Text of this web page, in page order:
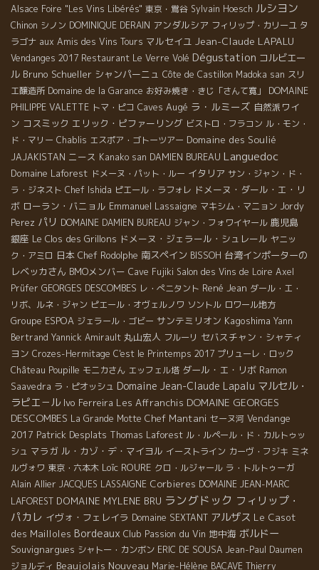
Alsace Foire "Les Vins Libérés" 東京・鴬谷 Sylvain Hoesch ルシヨン
Chinon シノン DOMINIQUE DERAIN アンダルシア フィリップ・カリーユ タ
ラゴナ aux Amis des Vins Tours マルセイユ Jean-Claude LAPALU
Vendanges 2017 Restaurant Le Verre Volé Dégustation コルビエー
ル Bruno Schueller シャンパーニュ Côte de Castillon Madoka san スリ
エ醸造所 Domaine de la Garance お好み焼き・きじ「さんて寛」
DOMAINE
PHILIPPE VALETTE トマ・ピコ Caves Augé ラ・ルミーズ 自然派ワイ
ン コスミック エリック・ピファーリング ビストロ・フラコン ル・モン・
ド・マリー Chablis エスポア・ゴトーツアー Domaine des Soulié
JAJAKISTAN ニース Kanako san DAMIEN BUREAU Languedoc
Domaine Laforest ドメーヌ・パット・ルー イタリア サン・ジャン・ド・
ラ・ジネスト Chef Ishida ピエール・ラフォレ ドメーヌ・ダール・エ・リ
ボ ローラン・バニョル Emmanuel Lassaigne マキシム・マニョン Jordy
Perez パリ DOMAINE DAMIEN BUREAU ジャン・フォワイヤール 鹿児島
銀座 Le Clos des Grillons ドメーヌ・ジェラール・シュレール ヤニッ
ク・アミロ 日本 Chef Rodolphe 南スペイン BISSOH 台湾インポーターの
レベッカさん BMOメンバー Cave Fujiki Salon des Vins de Loire Axel
Prüfer GEORGES DESCOMBES レ・ぺニタント René Jean ダール・エ・
リボ、ルネ・ジャン ピエール・オヴェルノワ ソントル ロワール地方
Groupe ESPOA ジェラール・ゴビー サンテミリオン Kagoshima Yann
Bertrand Yannick Amirault 丸山宏人 フルーリ セバスチャン・シャティ
ヨン Crozes-Hermitage C'est le Printemps 2017 プリューレ・ロック
Château Poupille モニカさん エッフェル塔 ダール・エ・リボ Ramon
Saavedra ラ・ピオッシュ Domaine Jean-Claude Lapalu マルセル・
ラピエ－ル Ivo Ferreira Les Affranchis DOMAINE GEORGES
DESCOMBES La Grande Motte Chef Mantani セーヌ河 Vendange
2017 Patrick Desplats Thomas Laforest ル・ルペール・ド・カルトゥッ
シュ マラガ ル・カゾ・デ・マイヨル イーストライン カーヴ・フジキ ミネ
ルヴォワ 東京・六本木 Loïc ROURE クロ・ルジャール ラ・トルトゥーガ
Alain Allier JACQUES LASSAIGNE Corbieres DOMAINE JEAN-MARC
LAFOREST DOMAINE MYLENE BRU ラングドック フィリップ・
パカレ イヴォ・フェレイラ Domaine SEXTANT アルザス Le Casot
des Mailloles Bordeaux Club Passion du Vin 地中海 ボルドー
Souvignargues シャトー・カンボン ERIC DE SOUSA Jean-Paul Daumen
ジョルディ Beaujolais Nouveau Marie-Hélène BACAVE Thierry